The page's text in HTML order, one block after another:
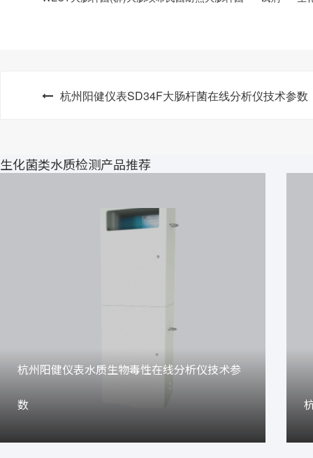
杭州阳健仪表SD34F大肠杆菌在线分析仪技术参数
生化菌类水质检测产品推荐
杭州阳健仪表水质生物毒性在线分析仪技术参
数